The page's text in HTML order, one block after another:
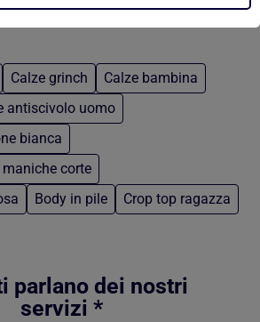
Calze grinch
Calze bambina
antiscivolo uomo
bianca
corte
Body in pile Crop top ragazza
parlano dei nostri
servizi *